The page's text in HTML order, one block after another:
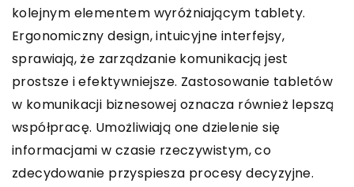
kolejnym elementem wyróżniającym tablety.
Ergonomiczny design, intuicyjne interfejsy,
sprawiają, że zarządzanie komunikacją jest
prostsze i efektywniejsze. Zastosowanie tabletów
w komunikacji biznesowej oznacza również lepszą
współpracę. Umożliwiają one dzielenie się
informacjami w czasie rzeczywistym, co
zdecydowanie przyspiesza procesy decyzyjne.